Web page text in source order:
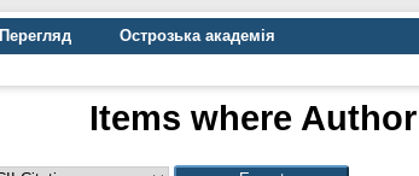
Перегляд
Острозька академія
Items where